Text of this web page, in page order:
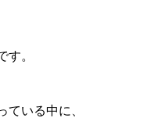
す。
ている中に、